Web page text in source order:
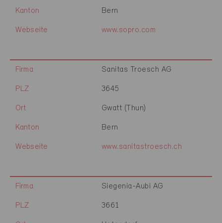
Kanton Bern
Webseite www.sopro.com
Firma Sanitas Troesch AG
PLZ 3645
Ort Gwatt (Thun)
Kanton Bern
Webseite www.sanitastroesch.ch
Firma Siegenia-Aubi AG
PLZ 3661